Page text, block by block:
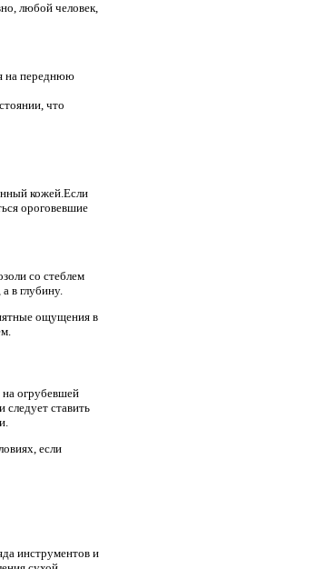
любой человек,
на переднюю
что
кожей.Если
ороговевшие
со стеблем
в глубину.
ощущения в
огрубевшей
ставить
если
инструментов и